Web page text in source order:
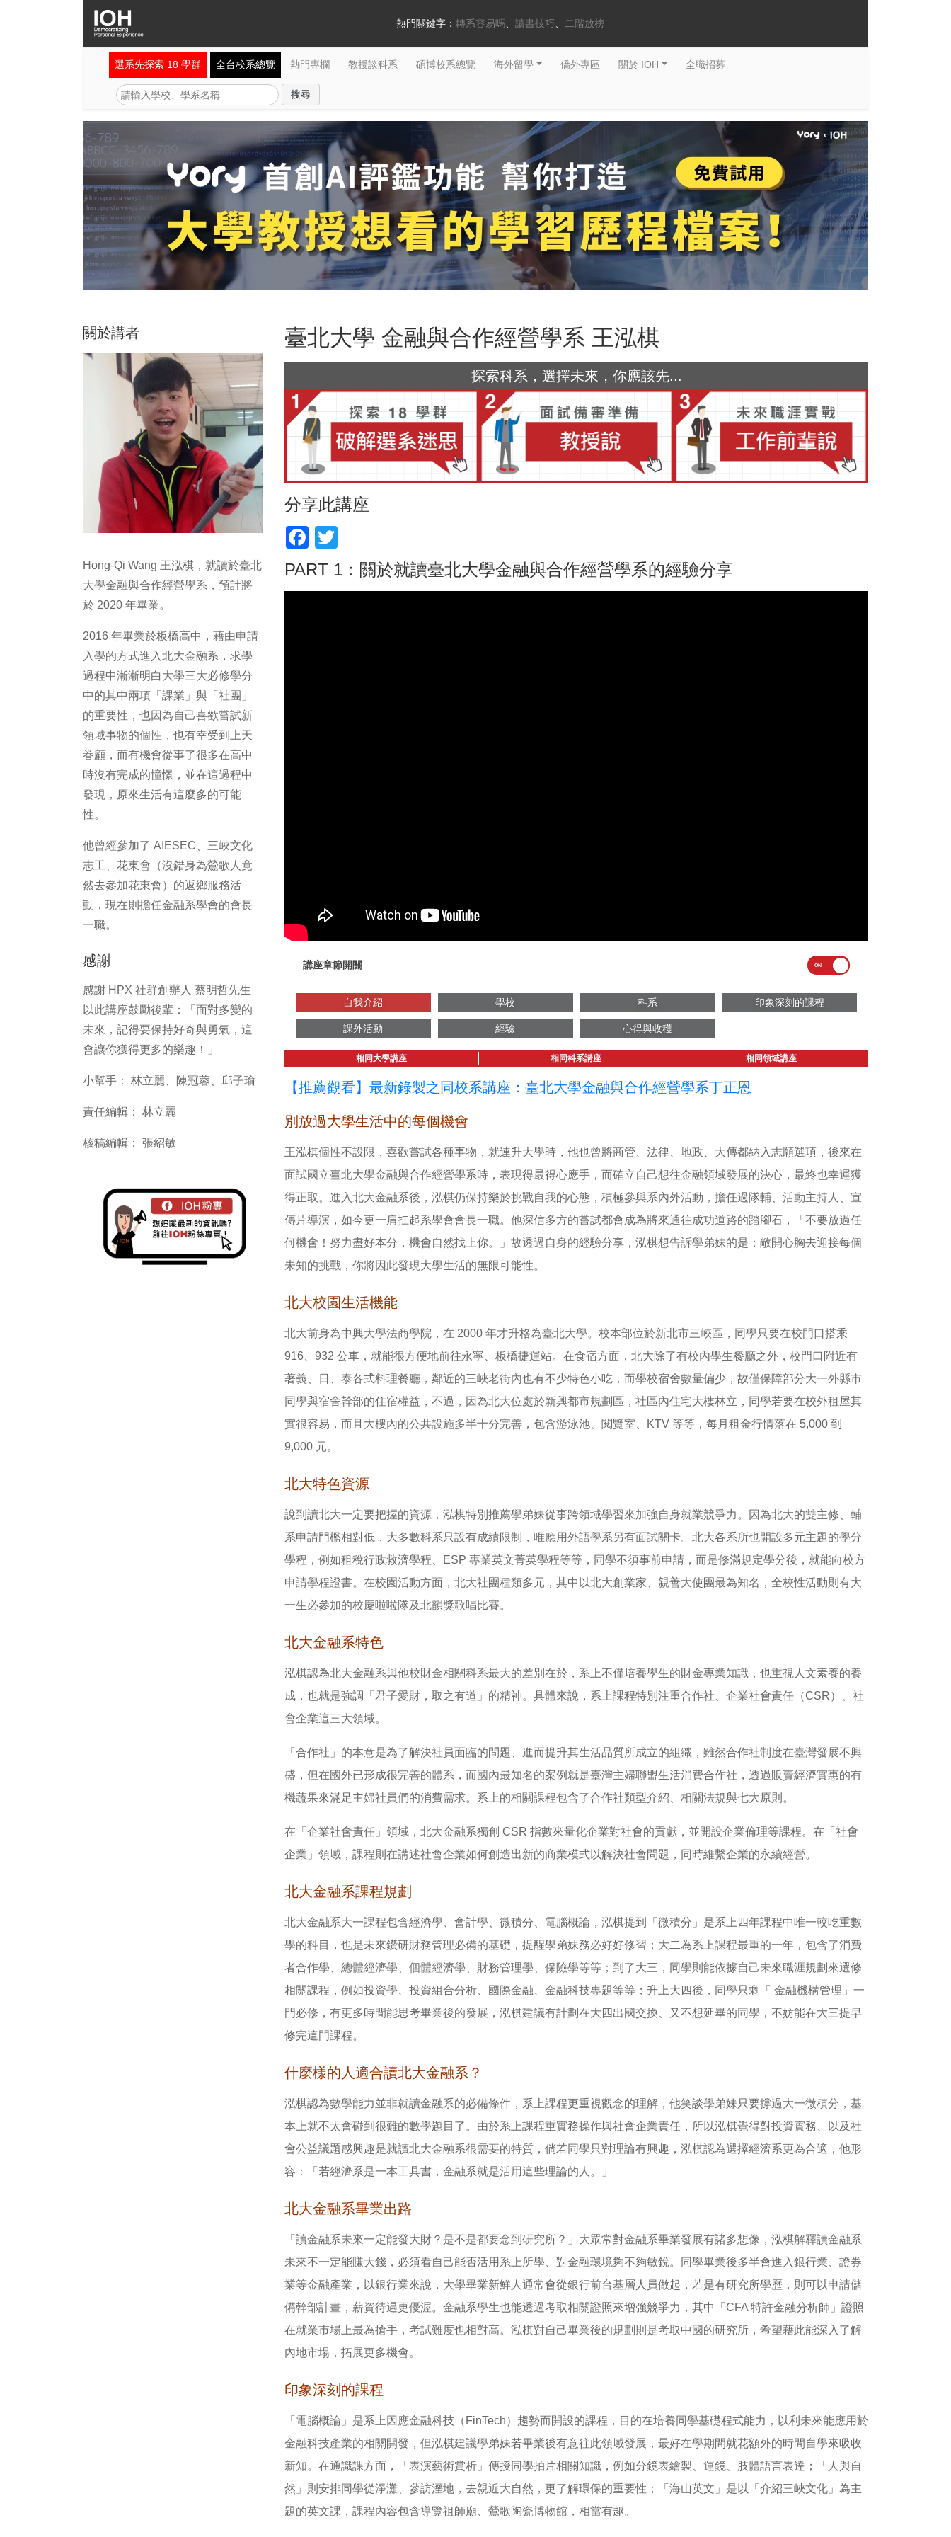
熱門關鍵字： 轉系容易嗎 讀書技巧 二階放榜
選系先探索 18 學群 全台校系總覽 熱門專欄 教授談科系 碩博校系總覽 海外留學 僑外專區 關於 IOH 全職招募
關於講者
Hong-Qi Wang 王泓棋，就讀於臺北
大學金融與合作經營學系，預計將
於 2020 年畢業。
2016 年畢業於板橋高中，藉由申請
入學的方式進入北大金融系，求學
過程中漸漸明白大學三大必修學分
中的其中兩項「課業」與「社團」
的重要性，也因為自己喜歡嘗試新
領域事物的個性，也有幸受到上天
眷顧，而有機會從事了很多在高中
時沒有完成的憧憬，並在這過程中
發現，原來生活有這麼多的可能
性。
他曾經參加了 AIESEC、三峽文化
志工、花東會（沒錯身為鶯歌人竟
然去參加花東會）的返鄉服務活
動，現在則擔任金融系學會的會長
一職。
感謝
感謝 HPX 社群創辦人 蔡明哲先生
以此講座鼓勵後輩：「面對多變的
未來，記得要保持好奇與勇氣，這
會讓你獲得更多的樂趣！」
小幫手： 林立麗、陳冠蓉、邱子瑜
責任編輯： 林立麗
核稿編輯： 張紹敏
臺北大學 金融與合作經營學系 王泓棋
探索科系，選擇未來，你應該先...
分享此講座
Facebook
PART 1：關於就讀臺北大學金融與合作經營學系的經驗分享
講座章節開關
自我介紹 學校 科系 印象深刻的課程
課外活動 經驗 心得與收穫
相同大學講座 相同科系講座 相同領域講座
【推薦觀看】最新錄製之同校系講座：臺北大學金融與合作經營學系丁正恩
別放過大學生活中的每個機會
王泓棋個性不設限，喜歡嘗試各種事物，就連升大學時，他也曾將商管、法律、地政、大傳都納入志願選項，後來在
面試國立臺北大學金融與合作經營學系時，表現得最得心應手，而確立自己想往金融領域發展的決心，最終也幸運獲
得正取。進入北大金融系後，泓棋仍保持樂於挑戰自我的心態，積極參與系內外活動，擔任過隊輔、活動主持人、宣
傳片導演，如今更一肩扛起系學會會長一職。他深信多方的嘗試都會成為將來通往成功道路的踏腳石，「不要放過任
何機會！努力盡好本分，機會自然找上你。」故透過自身的經驗分享，泓棋想告訴學弟妹的是：敞開心胸去迎接每個
未知的挑戰，你將因此發現大學生活的無限可能性。
北大校園生活機能
北大前身為中興大學法商學院，在 2000 年才升格為臺北大學。校本部位於新北市三峽區，同學只要在校門口搭乘
916、932 公車，就能很方便地前往永寧、板橋捷運站。在食宿方面，北大除了有校內學生餐廳之外，校門口附近有
著義、日、泰各式料理餐廳，鄰近的三峽老街內也有不少特色小吃，而學校宿舍數量偏少，故僅保障部分大一外縣市
同學與宿舍幹部的住宿權益，不過，因為北大位處於新興都市規劃區，社區內住宅大樓林立，同學若要在校外租屋其
實很容易，而且大樓內的公共設施多半十分完善，包含游泳池、閱覽室、KTV 等等，每月租金行情落在 5,000 到
9,000 元。
北大特色資源
說到讀北大一定要把握的資源，泓棋特別推薦學弟妹從事跨領域學習來加強自身就業競爭力。因為北大的雙主修、輔
系申請門檻相對低，大多數科系只設有成績限制，唯應用外語學系另有面試關卡。北大各系所也開設多元主題的學分
學程，例如租稅行政救濟學程、ESP 專業英文菁英學程等等，同學不須事前申請，而是修滿規定學分後，就能向校方
申請學程證書。在校園活動方面，北大社團種類多元，其中以北大創業家、親善大使團最為知名，全校性活動則有大
一生必參加的校慶啦啦隊及北韻獎歌唱比賽。
北大金融系特色
泓棋認為北大金融系與他校財金相關科系最大的差別在於，系上不僅培養學生的財金專業知識，也重視人文素養的養
成，也就是強調「君子愛財，取之有道」的精神。具體來說，系上課程特別注重合作社、企業社會責任（CSR）、社
會企業這三大領域。
「合作社」的本意是為了解決社員面臨的問題、進而提升其生活品質所成立的組織，雖然合作社制度在臺灣發展不興
盛，但在國外已形成很完善的體系，而國內最知名的案例就是臺灣主婦聯盟生活消費合作社，透過販賣經濟實惠的有
機蔬果來滿足主婦社員們的消費需求。系上的相關課程包含了合作社類型介紹、相關法規與七大原則。
在「企業社會責任」領域，北大金融系獨創 CSR 指數來量化企業對社會的貢獻，並開設企業倫理等課程。在「社會
企業」領域，課程則在講述社會企業如何創造出新的商業模式以解決社會問題，同時維繫企業的永續經營。
北大金融系課程規劃
北大金融系大一課程包含經濟學、會計學、微積分、電腦概論，泓棋提到「微積分」是系上四年課程中唯一較吃重數
學的科目，也是未來鑽研財務管理必備的基礎，提醒學弟妹務必好好修習；大二為系上課程最重的一年，包含了消費
者合作學、總體經濟學、個體經濟學、財務管理學、保險學等等；到了大三，同學則能依據自己未來職涯規劃來選修
相關課程，例如投資學、投資組合分析、國際金融、金融科技專題等等；升上大四後，同學只剩「 金融機構管理」一
門必修，有更多時間能思考畢業後的發展，泓棋建議有計劃在大四出國交換、又不想延畢的同學，不妨能在大三提早
修完這門課程。
什麼樣的人適合讀北大金融系？
泓棋認為數學能力並非就讀金融系的必備條件，系上課程更重視觀念的理解，他笑談學弟妹只要撐過大一微積分，基
本上就不太會碰到很難的數學題目了。由於系上課程重實務操作與社會企業責任，所以泓棋覺得對投資實務、以及社
會公益議題感興趣是就讀北大金融系很需要的特質，倘若同學只對理論有興趣，泓棋認為選擇經濟系更為合適，他形
容：「若經濟系是一本工具書，金融系就是活用這些理論的人。」
北大金融系畢業出路
「讀金融系未來一定能發大財？是不是都要念到研究所？」大眾常對金融系畢業發展有諸多想像，泓棋解釋讀金融系
未來不一定能賺大錢，必須看自己能否活用系上所學、對金融環境夠不夠敏銳。同學畢業後多半會進入銀行業、證券
業等金融產業，以銀行業來說，大學畢業新鮮人通常會從銀行前台基層人員做起，若是有研究所學歷，則可以申請儲
備幹部計畫，薪資待遇更優渥。金融系學生也能透過考取相關證照來增強競爭力，其中「CFA 特許金融分析師」證照
在就業市場上最為搶手，考試難度也相對高。泓棋對自己畢業後的規劃則是考取中國的研究所，希望藉此能深入了解
內地市場，拓展更多機會。
印象深刻的課程
「電腦概論」是系上因應金融科技（FinTech）趨勢而開設的課程，目的在培養同學基礎程式能力，以利未來能應用於
金融科技產業的相關開發，但泓棋建議學弟妹若畢業後有意往此領域發展，最好在學期間就花額外的時間自學來吸收
新知。在通識課方面，「表演藝術賞析」傳授同學拍片相關知識，例如分鏡表繪製、運鏡、肢體語言表達；「人與自
然」則安排同學從淨灘、參訪溼地，去親近大自然，更了解環保的重要性；「海山英文」是以「介紹三峽文化」為主
題的英文課，課程內容包含導覽祖師廟、鶯歌陶瓷博物館，相當有趣。